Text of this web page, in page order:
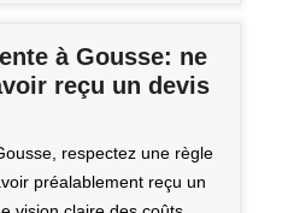
à Gousse: ne
reçu un devis
respectez une règle
préalablement reçu un